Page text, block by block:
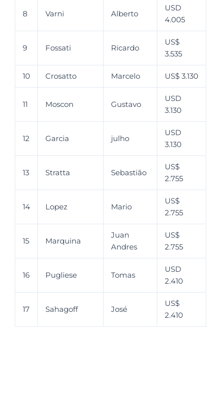
8 Varni Alberto
USD
4.005
9 Fossati Ricardo
US$
3.535
10 Crosatto Marcelo US$ 3.130
11 Moscon Gustavo
USD
3.130
12 Garcia julho
USD
3.130
13 Stratta Sebastião
US$
2.755
14 Lopez Mario
US$
2.755
15 Marquina
Juan
Andres
US$
2.755
16 Pugliese Tomas
USD
2.410
17 Sahagoff José
US$
2.410